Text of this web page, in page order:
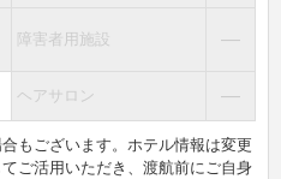
障害者用施設 ―
ヘアサロン ―
もございます。ホテル情報は変更
ご活用いただき、渡航前にご自身